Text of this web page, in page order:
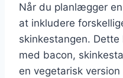
Når du planlægger
at inkludere
skinkestangen.
med bacon,
en vegetarisk